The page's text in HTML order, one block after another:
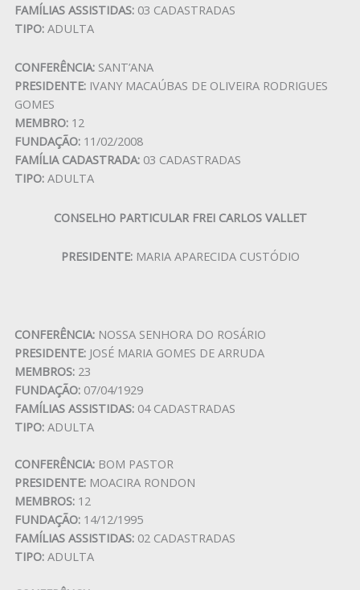
FAMÍLIAS ASSISTIDAS:03 CADASTRADAS
TIPO:ADULTA
CONFERÊNCIA:SANT’ANA
PRESIDENTE:IVANY MACAÚBAS DE OLIVEIRA RODRIGUES
GOMES
MEMBRO:12
FUNDAÇÃO:11/02/2008
FAMÍLIA CADASTRADA:03 CADASTRADAS
TIPO:ADULTA
CONSELHO PARTICULAR FREI CARLOS VALLET
PRESIDENTE: MARIA APARECIDA CUSTÓDIO
CONFERÊNCIA:NOSSA SENHORA DO ROSÁRIO
PRESIDENTE:JOSÉ MARIA GOMES DE ARRUDA
MEMBROS:23
FUNDAÇÃO:07/04/1929
FAMÍLIAS ASSISTIDAS:04 CADASTRADAS
TIPO:ADULTA
CONFERÊNCIA:BOM PASTOR
PRESIDENTE:MOACIRA RONDON
MEMBROS:12
FUNDAÇÃO:14/12/1995
FAMÍLIAS ASSISTIDAS:02 CADASTRADAS
TIPO:ADULTA